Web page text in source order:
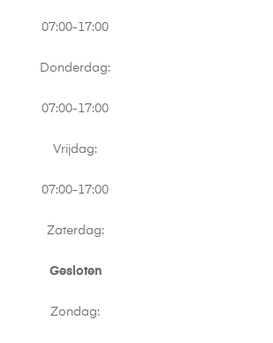
07:00-17:00
Donderdag:
07:00-17:00
Vrijdag:
07:00-17:00
Zaterdag:
Gesloten
Zondag: